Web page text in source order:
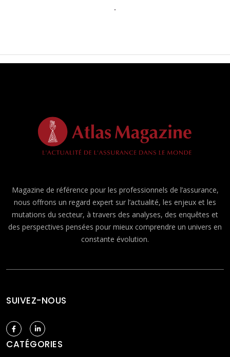
Magazine de référence pour les professionnels de l’assurance,
nous offrons un regard expert sur l’actualité, les enjeux et les
mutations du secteur, à travers des analyses, des enquêtes et
des perspectives pensées pour mieux comprendre un univers en
constante évolution.
SUIVEZ-NOUS
CATÉGORIES